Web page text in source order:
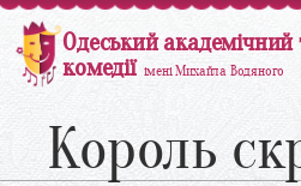
Одеський академічний
комедії імені Михайла Водяного
Король